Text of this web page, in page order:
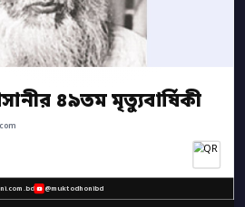
৪৯তম মৃত্যুবার্ষিকী
@muktodhonibd